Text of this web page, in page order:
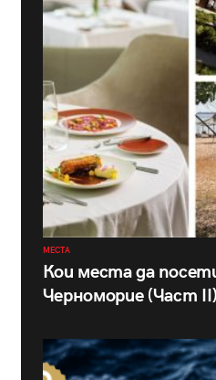
МЕСТА
Кои места да
Черноморие (Част II)